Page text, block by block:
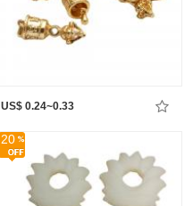
US$ 0.24~0.33
20